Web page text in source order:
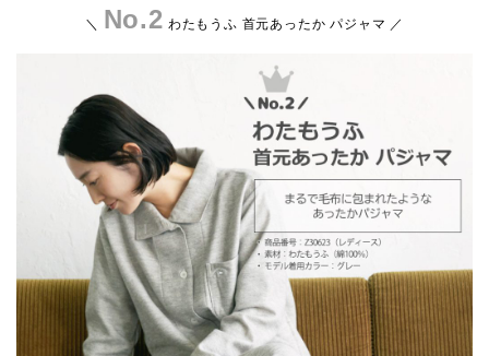
＼ No.2 わたもうふ 首元あったか パジャマ ／